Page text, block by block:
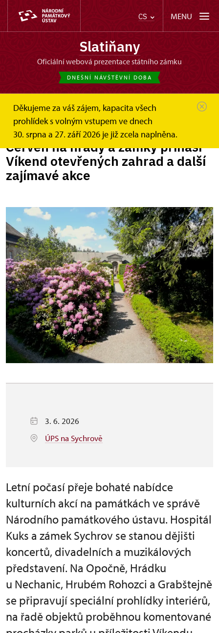
CS MENU
Slatiňany
oficiální webová prezentace státního zámku
DNEŠNÍ NÁVŠTĚVNÍ DOBA
Děkujeme za váš zájem, kapacita všech
prohlídek s volným vstupem ve dnech
30. srpna a 27. září 2026 je již zcela naplněna.
Slatiňany Zprávy Červen na hrady a zámky přináší...
Červen na hrady a zámky přináší
Víkend otevřených zahrad a další
zajímavé akce
3. 6. 2026
ÚPS na Sychrově
Letní počasí přeje bohaté nabídce
kulturních akcí na památkách ve správě
Národního památkového ústavu. Hospitál
Kuks a zámek Sychrov se stanou dějišti
koncertů, divadelních a muzikálových
představení. Na Opočně, Hrádku
u Nechanic, Hrubém Rohozci a Grabštejně
se připravují speciální prohlídky interiérů,
na řadě objektů proběhnou komentované